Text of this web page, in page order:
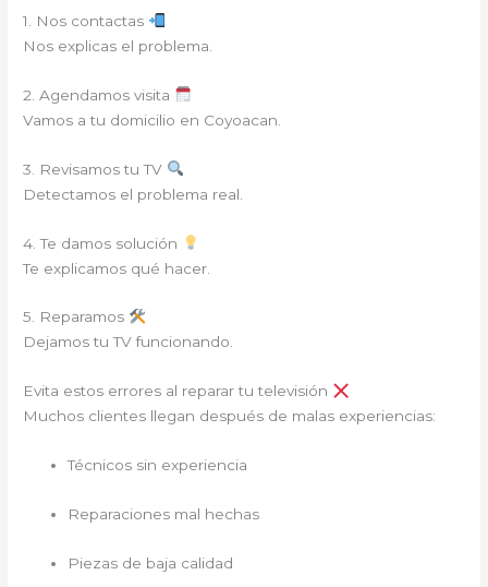
1. Nos contactas
Nos explicas el problema.
2. Agendamos visita
Vamos a tu domicilio en Coyoacan.
3. Revisamos tu TV
Detectamos el problema real.
4. Te damos solución
Te explicamos qué hacer.
5. Reparamos
Dejamos tu TV funcionando.
Evita estos errores al reparar tu televisión
Muchos clientes llegan después de malas experiencias:
Técnicos sin experiencia
Reparaciones mal hechas
Piezas de baja calidad